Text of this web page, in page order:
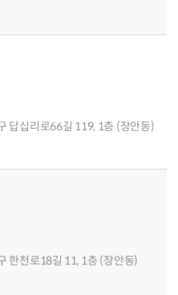
답십리로66길 119, 1층 (장안동)
한천로18길 11, 1층 (장안동)